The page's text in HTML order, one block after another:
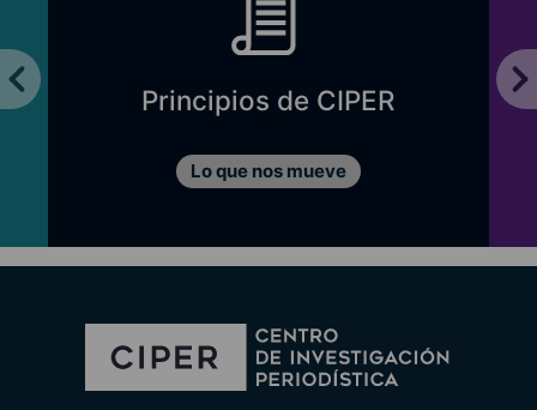
Principios de CIPER
Lo que nos mueve